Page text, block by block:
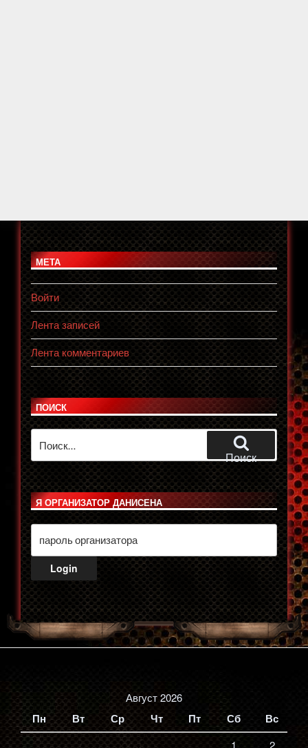
МЕТА
Войти
Лента записей
Лента комментариев
ПОИСК
Поиск
Я ОРГАНИЗАТОР ДАНИСЕНА
Август 2026
Пн Вт Ср Чт Пт Сб Вс
1 2